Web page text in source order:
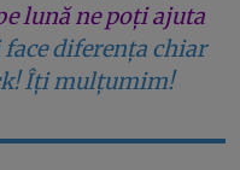
lună ne poți ajuta
diferența chiar
Îți mulțumim!